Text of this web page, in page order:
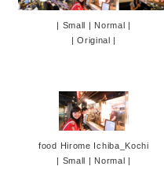
| Small | Normal |
|Original |
food Hirome Ichiba_Kochi
| Small | Normal |